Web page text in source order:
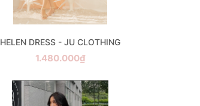
HELEN DRESS - JU CLOTHING
1.480.000₫